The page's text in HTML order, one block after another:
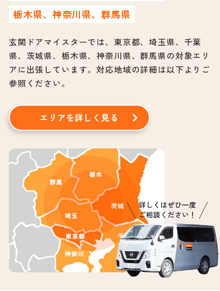
栃木県、神奈川県、群馬県
玄関ドアマイスターでは、東京都、埼玉県、千葉
県、茨城県、栃木県、神奈川県、群馬県の対象エリ
アに出張しています。 対応地域の詳細は以下よりご
参照ください。
エリアを詳しく見る